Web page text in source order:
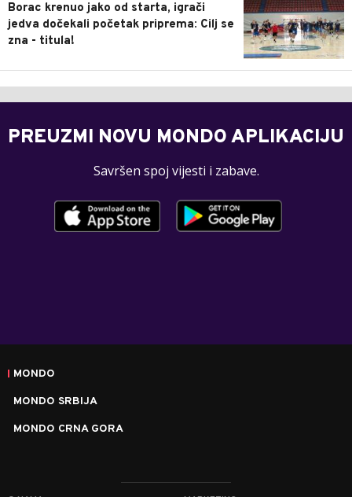
Borac krenuo jako od starta, igrači
jedva dočekali početak priprema: Cilj se
zna - titula!
PREUZMI NOVU MONDO APLIKACIJU
Savršen spoj vijesti i zabave.
MONDO
MONDO SRBIJA
MONDO CRNA GORA